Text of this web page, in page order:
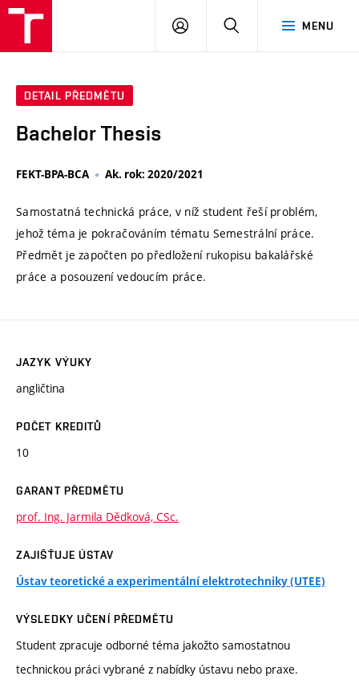
MENU
PŘIHLÁSIT
DETAIL PŘEDMĚTU
Bachelor Thesis
FEKT-BPA-BCA Ak. rok: 2020/2021
Samostatná technická práce, v níž student řeší problém,
jehož téma je pokračováním tématu Semestrální práce.
Předmět je započten po předložení rukopisu bakalářské
práce a posouzení vedoucím práce.
JAZYK VÝUKY
angličtina
POČET KREDITŮ
10
GARANT PŘEDMĚTU
prof. Ing. Jarmila Dědková, CSc.
ZAJIŠŤUJE ÚSTAV
Ústav teoretické a experimentální elektrotechniky (UTEE)
VÝSLEDKY UČENÍ PŘEDMĚTU
Student zpracuje odborné téma jakožto samostatnou
technickou práci vybrané z nabídky ústavu nebo praxe.